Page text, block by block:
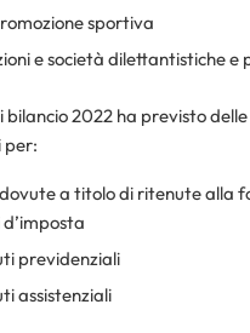
sportiva
e società dilettantistiche e
bilancio 2022 ha previsto delle
per:
a titolo di ritenute alla
previdenziali
assistenziali